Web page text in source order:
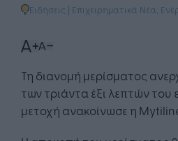
Ειδήσεις | Επιχειρηματικά Νέα
Τη διανομή μερίσματος
των τριάντα έξι λεπτών
μετοχή ανακοίνωσε η